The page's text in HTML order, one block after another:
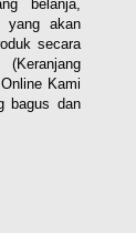
belanja,
yang akan
secara
Kami
bagus dan